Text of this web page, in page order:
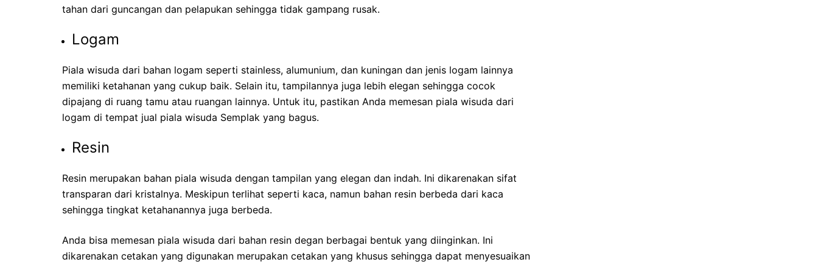
tahan dari guncangan dan pelapukan sehingga tidak gampang rusak.
Logam
Piala wisuda dari bahan logam seperti stainless, alumunium, dan kuningan dan jenis logam lainnya
memiliki ketahanan yang cukup baik. Selain itu, tampilannya juga lebih elegan sehingga cocok
dipajang di ruang tamu atau ruangan lainnya. Untuk itu, pastikan Anda memesan piala wisuda dari
logam di tempat jual piala wisuda Semplak yang bagus.
Resin
Resin merupakan bahan piala wisuda dengan tampilan yang elegan dan indah. Ini dikarenakan sifat
transparan dari kristalnya. Meskipun terlihat seperti kaca, namun bahan resin berbeda dari kaca
sehingga tingkat ketahanannya juga berbeda.
Anda bisa memesan piala wisuda dari bahan resin degan berbagai bentuk yang diinginkan. Ini
dikarenakan cetakan yang digunakan merupakan cetakan yang khusus sehingga dapat menyesuaikan